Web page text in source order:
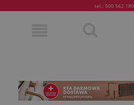
tel.: 500 562 180